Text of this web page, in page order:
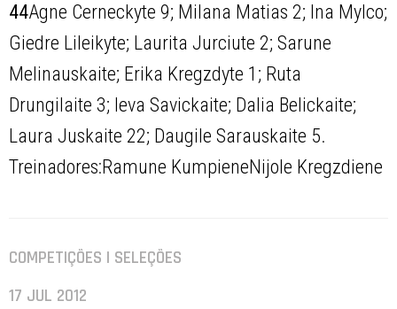
44Agne Cerneckyte 9; Milana Matias 2; Ina Mylco;
Giedre Lileikyte; Laurita Jurciute 2; Sarune
Melinauskaite; Erika Kregzdyte 1; Ruta
Drungilaite 3; Ieva Savickaite; Dalia Belickaite;
Laura Juskaite 22; Daugile Sarauskaite 5.
Treinadores:Ramune KumpieneNijole Kregzdiene
COMPETIÇÕES | SELEÇÕES
17 JUL 2012